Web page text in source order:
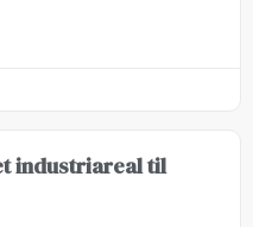
industriareal til